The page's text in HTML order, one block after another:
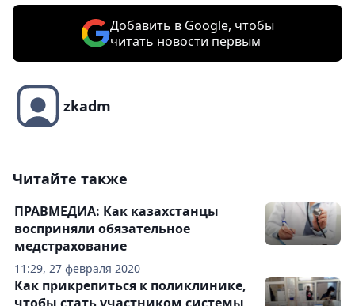
Добавить в Google, чтобы
читать новости первым
zkadm
Читайте также
11:29, 27 февраля 2020
ПРАВМЕДИА: Как казахстанцы
восприняли обязательное
медстрахование
Как прикрепиться к поликлинике,